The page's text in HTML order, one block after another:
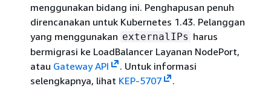
menggunakan bidang ini. Penghapusan penuh
direncanakan untuk Kubernetes 1.43. Pelanggan
yang menggunakan externalIPs harus
bermigrasi ke LoadBalancer Layanan NodePort,
atau Gateway API
. Untuk informasi
selengkapnya, lihat KEP-5707
.